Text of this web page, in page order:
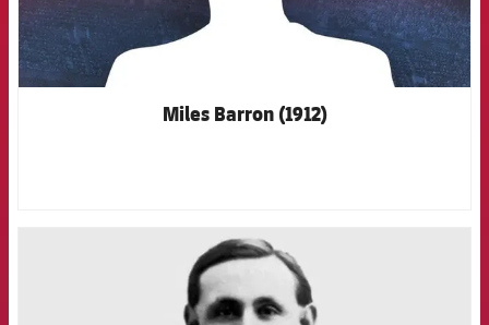
Miles Barron (1912)
FCB Barcelona badge